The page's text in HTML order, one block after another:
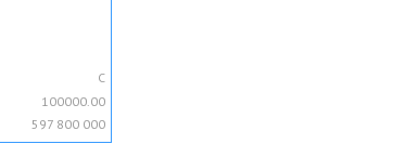
C
100000.00
597 800 000